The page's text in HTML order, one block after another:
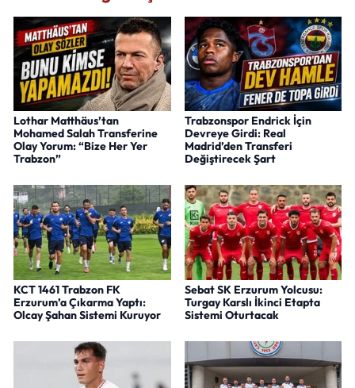
Lothar Matthäus’tan
Mohamed Salah Transferine
Olay Yorum: “Bize Her Yer
Trabzon”
Trabzonspor Endrick İçin
Devreye Girdi: Real
Madrid’den Transferi
Değiştirecek Şart
KCT 1461 Trabzon FK
Erzurum’a Çıkarma Yaptı:
Olcay Şahan Sistemi Kuruyor
Sebat SK Erzurum Yolcusu:
Turgay Karslı İkinci Etapta
Sistemi Oturtacak